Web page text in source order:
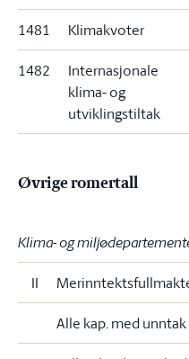
1481 Klimakvoter
1482
Internasjonale
klima- og
utviklingstiltak
Øvrige romertall
Klima- og
II
Alle kap. med